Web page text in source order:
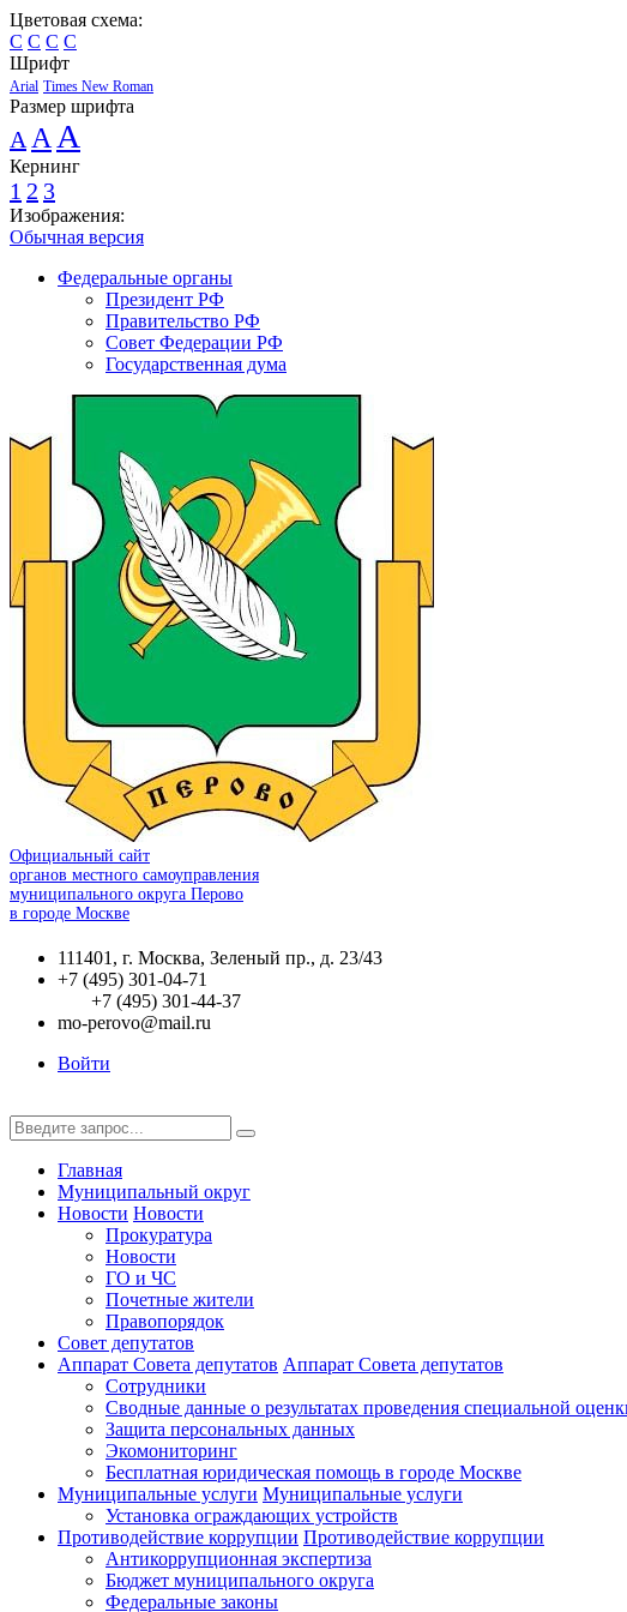
Цветовая схема:
C C C C
Шрифт
Arial Times New Roman
Размер шрифта
A A A
Кернинг
1 2 3
Изображения:
Обычная версия
Федеральные органы
Президент РФ
Правительство РФ
Совет Федерации РФ
Государственная дума
Официальный сайт
органов местного самоуправления
муниципального округа Перово
в городе Москве
111401, г. Москва, Зеленый пр., д. 23/43
+7 (495) 301-04-71
+7 (495) 301-44-37
mo-perovo@mail.ru
Войти
Главная
Муниципальный округ
Новости Новости
Прокуратура
Новости
ГО и ЧС
Почетные жители
Правопорядок
Совет депутатов
Аппарат Совета депутатов Аппарат Совета депутатов
Сотрудники
Сводные данные о результатах проведения специальной
Защита персональных данных
Экомониторинг
Бесплатная юридическая помощь в городе Москве
Муниципальные услуги Муниципальные услуги
Установка ограждающих устройств
Противодействие коррупции Противодействие коррупции
Антикоррупционная экспертиза
Бюджет муниципального округа
Федеральные законы